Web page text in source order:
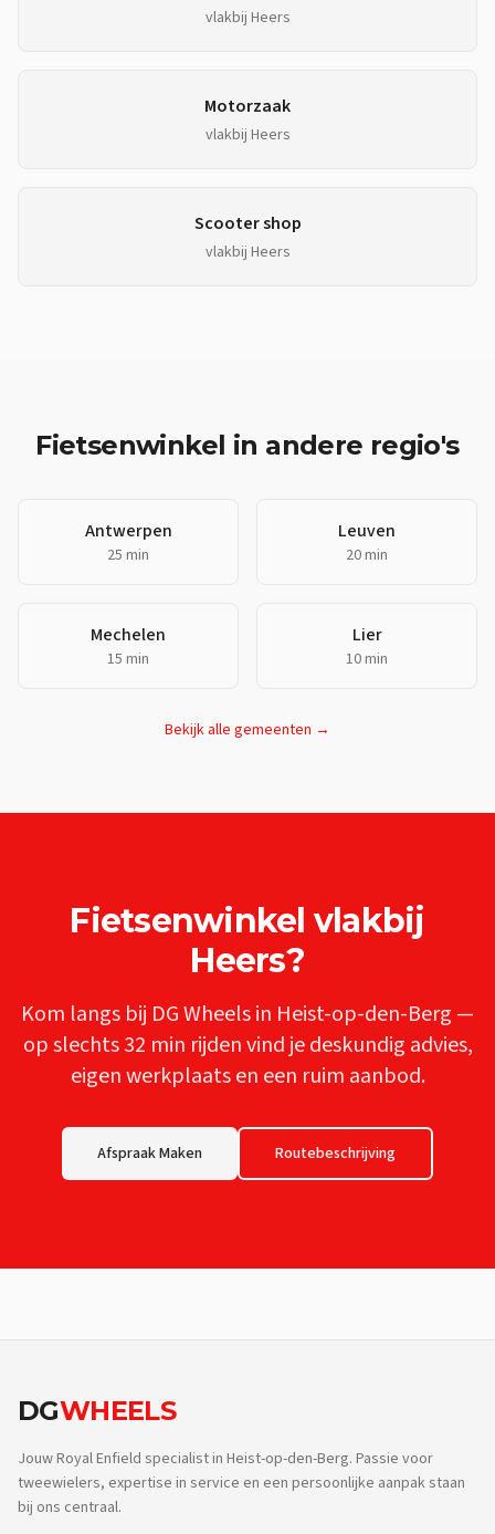
vlakbij Heers
Motorzaak
vlakbij Heers
Scooter shop
vlakbij Heers
Fietsenwinkel in andere regio's
Antwerpen
25 min
Leuven
20 min
Mechelen
15 min
Lier
10 min
Bekijk alle gemeenten →
Fietsenwinkel vlakbij
Heers?
Kom langs bij DG Wheels in Heist-op-den-Berg —
op slechts32 min rijden vind je deskundig advies,
eigen werkplaats en een ruim aanbod.
Afspraak Maken Routebeschrijving
DGWHEELS
Jouw Royal Enfield specialist in Heist-op-den-Berg. Passie voor
tweewielers, expertise in service en een persoonlijke aanpak staan
bij ons centraal.